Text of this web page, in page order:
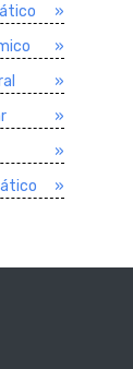
»
»
»
»
»
»